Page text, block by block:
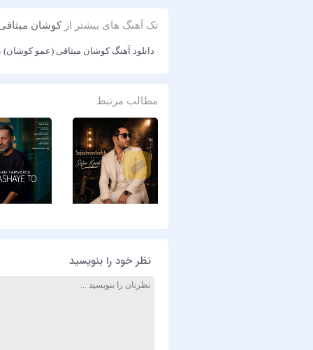
تک آهنگ های بیشتر از کوشان
دانلود آهنگ کوشان میثاقی (عمو کوشان)
مطالب مرتبط
نظر خود را بنویسید